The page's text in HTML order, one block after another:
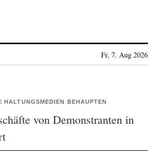
Fr, 7. Aug 2026
HALTUNGSMEDIEN BEHAUPTEN
von Demonstranten in